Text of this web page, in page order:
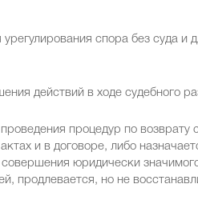
спора без суда и
действий в ходе судебного
процедур по возврату
и в договоре, либо
юридически
продлевается, но не